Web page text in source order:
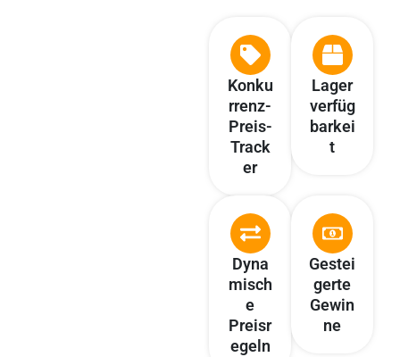
Konku
rrenz-
Preis-
Track
er
Lager
verfüg
barkei
t
Dyna
misch
e
Preisr
egeln
Gestei
gerte
Gewin
ne